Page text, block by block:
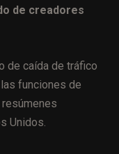
de creadores
de caída de tráfico
funciones de
Unidos.